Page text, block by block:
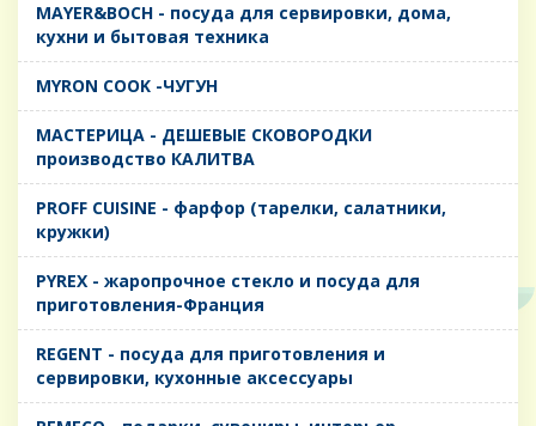
MAYER&BOCH - посуда для сервировки, дома,
кухни и бытовая техника
MYRON COOK -ЧУГУН
MАСТЕРИЦА - ДЕШЕВЫЕ СКОВОРОДКИ
производство КАЛИТВА
PROFF CUISINE - фарфор (тарелки, салатники,
кружки)
PYREX - жаропрочное стекло и посуда для
приготовления-Франция
REGENT - посуда для приготовления и
сервировки, кухонные аксессуары